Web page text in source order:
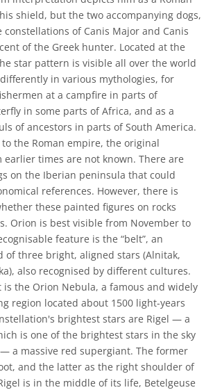
shield, but the two accompanying dogs,
of Canis Major and Canis
of the Greek hunter. Located at the
star pattern is visible all over the world
in various mythologies, for
at a campfire in parts of
in some parts of Africa, and as a
of ancestors in parts of South America.
the Roman empire, the original
times are not known. There are
on the Iberian peninsula that could
references. However, there is
these painted figures on rocks
Orion is best visible from November to
feature is the “belt”, an
of three bright, aligned stars (Alnitak,
also recognised by different cultures.
is the Orion Nebula, a famous and widely
region located about 1500 light-years
brightest stars are Rigel — a
is one of the brightest stars in the sky
a massive red supergiant. The former
and the latter as the right shoulder of
is in the middle of its life, Betelgeuse